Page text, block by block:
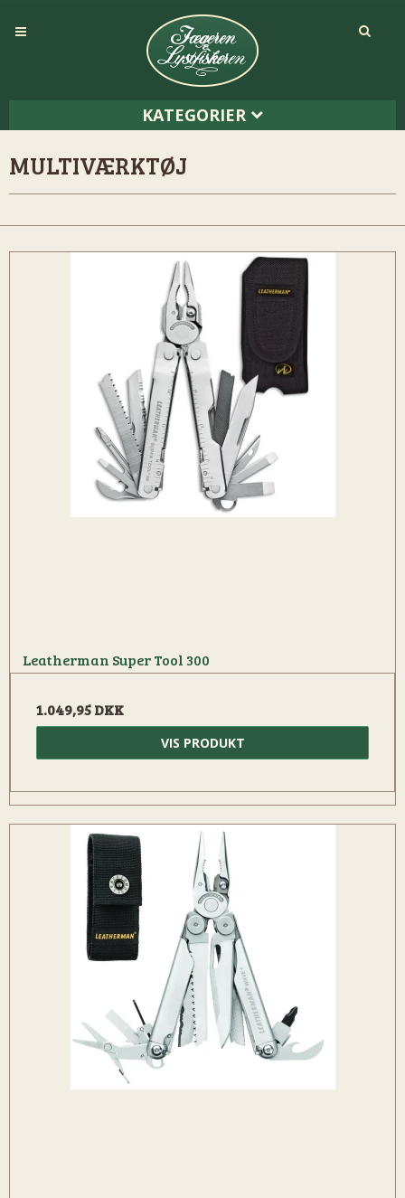
KATEGORIER
MULTIVÆRKTØJ
Leatherman Super Tool 300
1.049,95 DKK
VIS PRODUKT